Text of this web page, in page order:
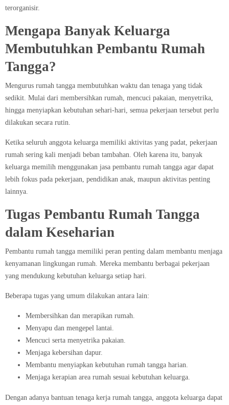
terorganisir.
Mengapa Banyak Keluarga
Membutuhkan Pembantu Rumah
Tangga?
Mengurus rumah tangga membutuhkan waktu dan tenaga yang tidak
sedikit. Mulai dari membersihkan rumah, mencuci pakaian, menyetrika,
hingga menyiapkan kebutuhan sehari-hari, semua pekerjaan tersebut perlu
dilakukan secara rutin.
Ketika seluruh anggota keluarga memiliki aktivitas yang padat, pekerjaan
rumah sering kali menjadi beban tambahan. Oleh karena itu, banyak
keluarga memilih menggunakan jasa pembantu rumah tangga agar dapat
lebih fokus pada pekerjaan, pendidikan anak, maupun aktivitas penting
lainnya.
Tugas Pembantu Rumah Tangga
dalam Keseharian
Pembantu rumah tangga memiliki peran penting dalam membantu menjaga
kenyamanan lingkungan rumah. Mereka membantu berbagai pekerjaan
yang mendukung kebutuhan keluarga setiap hari.
Beberapa tugas yang umum dilakukan antara lain:
Membersihkan dan merapikan rumah.
Menyapu dan mengepel lantai.
Mencuci serta menyetrika pakaian.
Menjaga kebersihan dapur.
Membantu menyiapkan kebutuhan rumah tangga harian.
Menjaga kerapian area rumah sesuai kebutuhan keluarga.
Dengan adanya bantuan tenaga kerja rumah tangga, anggota keluarga dapat